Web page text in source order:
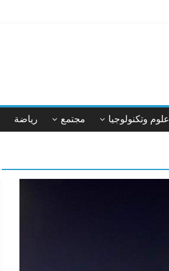
علوم وتكنولوجيا مجتمع رياضة